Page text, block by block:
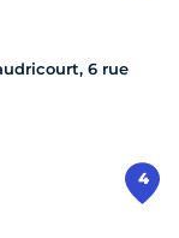
6 rue
4